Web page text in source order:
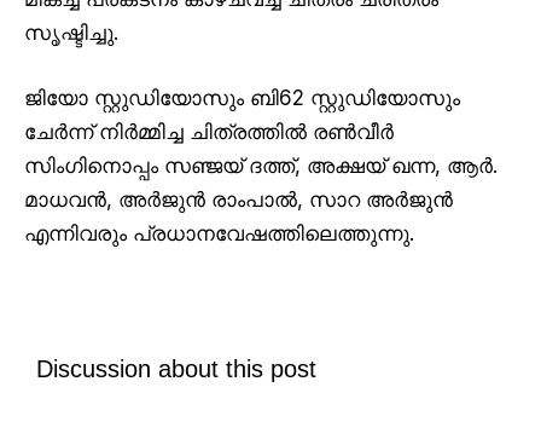
സൃഷ്ടിച്ചു.
ജിയോ സ്റ്റുഡിയോസും ബി62 സ്റ്റുഡിയോസും
ചേർന്ന് നിർമ്മിച്ച ചിത്രത്തിൽ രൺവീർ
സിംഗിനൊപ്പം സഞ്ജയ് ദത്ത്, അക്ഷയ് ഖന്ന, ആർ.
മാധവൻ, അർജുൻ രാംപാൽ, സാറ അർജുൻ
എന്നിവരും പ്രധാനവേഷത്തിലെത്തുന്നു.
Discussion about this post